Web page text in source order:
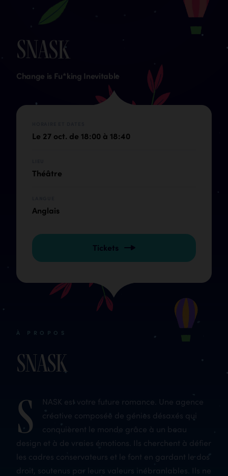
SNASK
Change is Fu*king Inevitable
Le 27 oct. de 18:00 à 18:40
Théâtre
Anglais
Tickets
À PROPOS
SNASK
S
NASK est votre future romance. Une agence
créative composée de génies désaxés qui
conquièrent le monde grâce à un beau
design et à de vraies émotions. Ils cherchent à défier
les cadres conservateurs et le font en gardant le dos
droit, soutenus par leurs valeurs inébranlables. Ils ne